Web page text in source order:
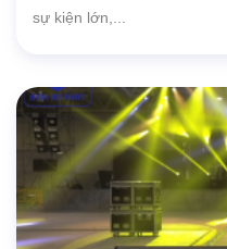
sự kiện lớn,...